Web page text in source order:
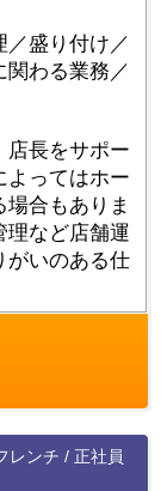
／盛り付け／
関わる業務／
店長をサポー
よってはホー
合もありま
理など店舗運
がいのある仕
レンチ / 正社員